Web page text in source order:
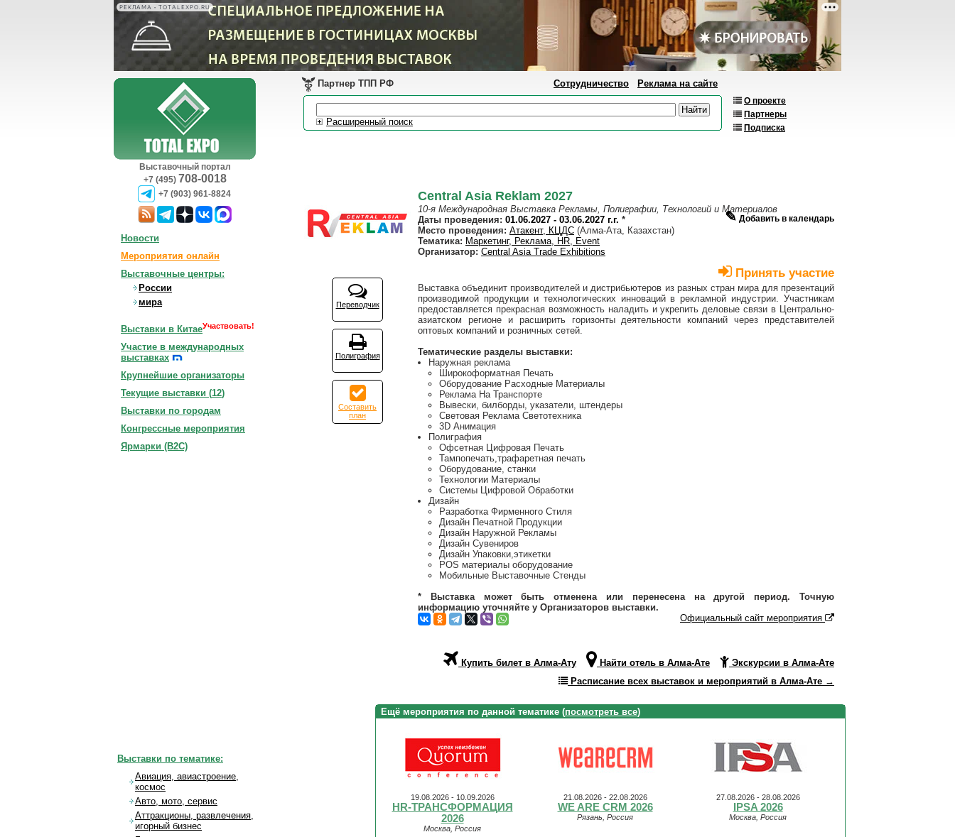
РЕКЛАМА • TOTALEXPO.RU
Выставочный портал
+7 (495) 708-0018
+7 (903) 961-8824
О проекте
Партнеры
Подписка
Партнер ТПП РФ Сотрудничество Реклама на сайте
Расширенный поиск
Переводчик
Полиграфия
Составить
план
Central Asia Reklam 2027
10-я Международная Выставка Рекламы, Полиграфии, Технологий и Материалов
Даты проведения: 01.06.2027 - 03.06.2027 г.г. * ✎ Добавить в календарь
Место проведения: Атакент, КЦДС (Алма-Ата, Казахстан)
Тематика: Маркетинг, Реклама, HR, Event
Организатор: Central Asia Trade Exhibitions
Принять участие
Выставка объединит производителей и дистрибьютеров из разных стран мира для презентаций
производимой продукции и технологических инноваций в рекламной индустрии. Участникам
предоставляется прекрасная возможность наладить и укрепить деловые связи в Центрально-
азиатском регионе и расширить горизонты деятельности компаний через представителей
оптовых компаний и розничных сетей.
Тематические разделы выставки:
Наружная реклама
Широкоформатная Печать
Оборудование Расходные Материалы
Реклама На Транспорте
Вывески, билборды, указатели, штендеры
Световая Реклама Светотехника
3D Анимация
Полиграфия
Офсетная Цифровая Печать
Тампопечать,трафаретная печать
Оборудование, станки
Технологии Материалы
Системы Цифровой Обработки
Дизайн
Разработка Фирменного Стиля
Дизайн Печатной Продукции
Дизайн Наружной Рекламы
Дизайн Сувениров
Дизайн Упаковки,этикетки
POS материалы оборудование
Мобильные Выставочные Стенды
* Выставка может быть отменена или перенесена на другой период. Точную
информацию уточняйте у Организаторов выставки.
Официальный сайт мероприятия
Купить билет в Алма-Ату Найти отель в Алма-Ате
Экскурсии в Алма-Ате
Расписание всех выставок и мероприятий в Алма-Ате →
Ещё мероприятия по данной тематике (посмотреть все)
19.08.2026 - 10.09.2026
HR-ТРАНСФОРМАЦИЯ
2026
Москва, Россия
21.08.2026 - 22.08.2026
WE ARE CRM 2026
Рязань, Россия
27.08.2026 - 28.08.2026
IPSA 2026
Москва, Россия
Новости
Мероприятия онлайн
Выставочные центры:
России
мира
Выставки в КитаеУчаствовать!
Участие в международных
выставках
Крупнейшие организаторы
Текущие выставки (12)
Выставки по городам
Конгрессные мероприятия
Ярмарки (B2C)
Выставки по тематике:
Авиация, авиастроение,
космос
Авто, мото, сервис
Аттракционы, развлечения,
игорный бизнес